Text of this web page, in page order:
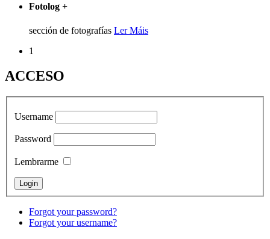
Fotolog +
sección de fotografías Ler Máis
1
ACCESO
Username
Password
Lembrarme
Forgot your password?
Forgot your username?